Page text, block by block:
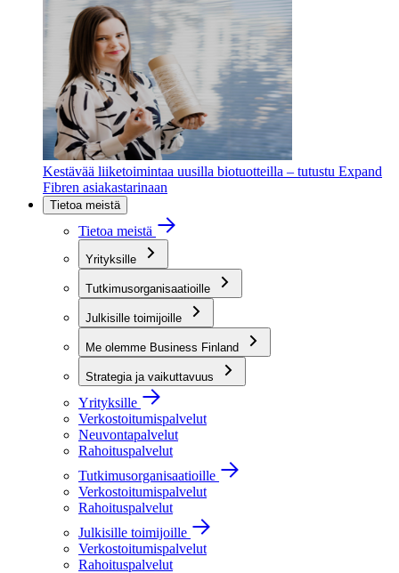
Kestävää liiketoimintaa uusilla biotuotteilla – tutustu Expand
Fibren asiakastarinaan
Tietoa meistä
Tietoa meistä
Yrityksille
Tutkimusorganisaatioille
Julkisille toimijoille
Me olemme Business Finland
Strategia ja vaikuttavuus
Yrityksille
Verkostoitumispalvelut
Neuvontapalvelut
Rahoituspalvelut
Tutkimusorganisaatioille
Verkostoitumispalvelut
Rahoituspalvelut
Julkisille toimijoille
Verkostoitumispalvelut
Rahoituspalvelut